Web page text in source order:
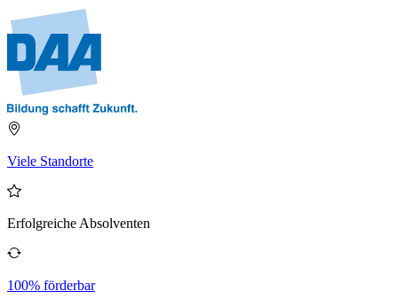
Viele Standorte
Erfolgreiche Absolventen
100% förderbar